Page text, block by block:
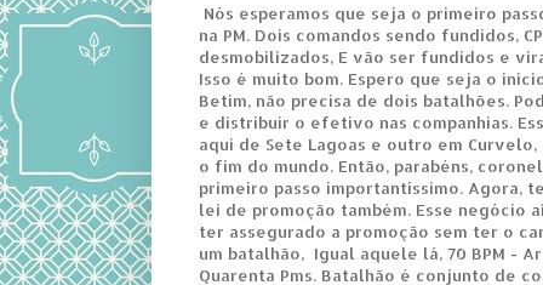
Nós esperamos que seja o primeiro
na PM. Dois comandos sendo fundidos,
desmobilizados, E vão ser fundidos e
Isso é muito bom. Espero que seja o
Betim, não precisa de dois batalhões.
e distribuir o efetivo nas companhias.
aqui de Sete Lagoas e outro em Curvelo,
o fim do mundo. Então, parabéns,
primeiro passo importantíssimo. Agora,
lei de promoção também. Esse negócio
ter assegurado a promoção sem ter o
um batalhão, Igual aquele lá, 70 BPM -
Quarenta Pms. Batalhão é conjunto de